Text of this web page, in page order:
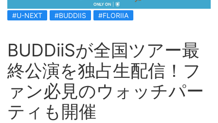
#U-NEXT #BUDDIIS #FLORIIA
BUDDiiSが全国ツアー最
終公演を独占生配信！フ
ァン必見のウォッチパー
ティも開催